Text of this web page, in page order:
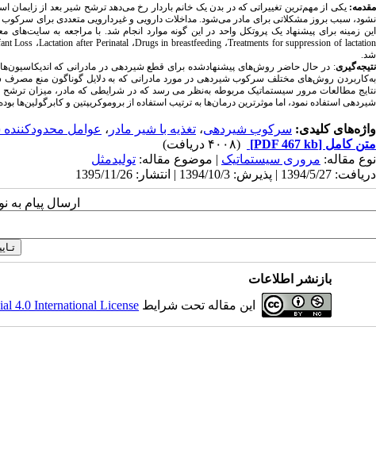
مقدمه:یکی از مهم‌ترین تغییراتی که در بدن یک خانم باردار رخ می‌دهد ترشح شیر بعد از زایمان
نشود، سبب بروز مشکلاتی برای مادر می‌شود. مداخلات دارویی و غیردارویی متعددی برای
این زمینه برای پیشنهاد یک پروتکل واحد در این گونه موارد انجام شد. با مراجعه به سایت‌های
Treatments for suppression of lactation، Drugs in breastfeeding،Lactation after Perinatal، Loss
شد.
نتیجه‌گیری: در حال حاضر روش‌های پیشنهادشده برای قطع شیردهی در مادرانی که
به‌کاربردن روش‌های مختلف سرکوب شیردهی در مورد مادرانی که به دلایل گوناگون منع
نتایج مطالعات مرور سیستماتیک مربوطه به‌نظر می رسد که در شرایطی که مادر، میزان
شیردهی استفاده نمود، اما موثرترین درمان‌ها به ترتیب استفاده از بروموکریپتین و
واژه‌های کلیدی: سرکوب شیردهی، تغذیه با شیر مادر ، عوامل محدودکننده
متن کامل [PDF 467 kb]
(۴۰۰۸ دریافت)
نوع مقاله: مروری سیستماتيک | موضوع مقاله: تولیدمثل
دریافت: 1394/5/27 | پذیرش: 1394/10/3 | انتشار: 1395/11/26
ارسال پیام به
بازنشر اطلاعات
این مقاله تحت شرایط 4.0 International License